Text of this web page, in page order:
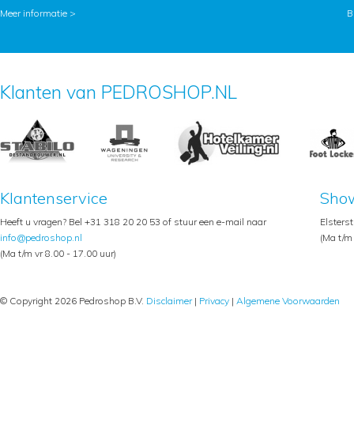
Meer informatie >
Klanten van PEDROSHOP.NL
Klantenservice
Heeft u vragen? Bel +31 318 20 20 53 of stuur een e-mail naar
info@pedroshop.nl
(Ma t/m vr 8.00 - 17.00 uur)
(Ma t/
© Copyright 2026 Pedroshop B.V. Disclaimer| Privacy | Algemene Voorwaarden